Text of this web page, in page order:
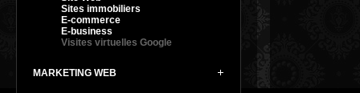
Sites immobiliers
E-commerce
E-business
Visites virtuelles Google
MARKETING WEB